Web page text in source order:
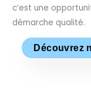
c’est une
démarche qualité.
Découvrez